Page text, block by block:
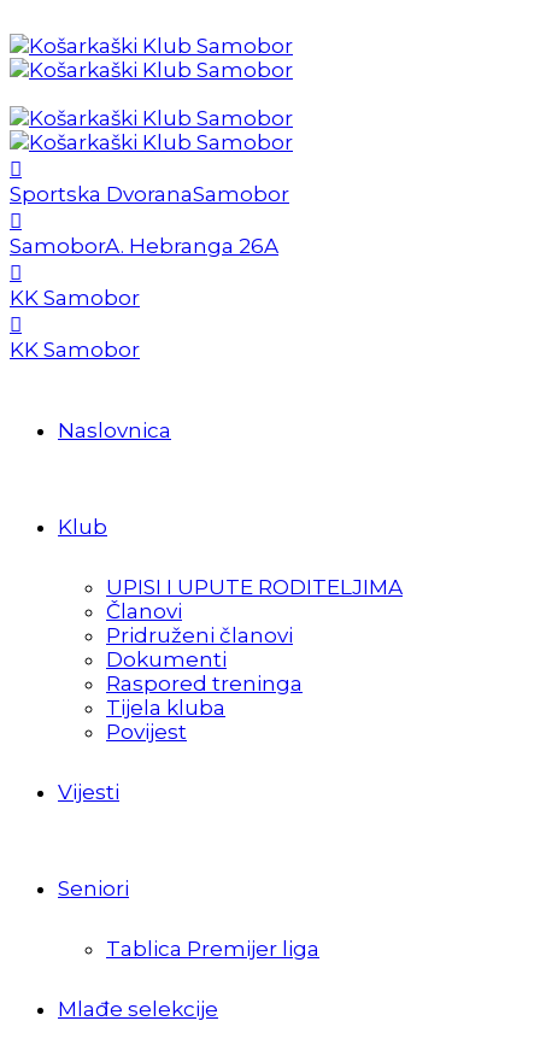
Sportska DvoranaSamobor
SamoborA. Hebranga 26A
KK Samobor
KK Samobor
Naslovnica
Klub
UPISI I UPUTE RODITELJIMA
Članovi
Pridruženi članovi
Dokumenti
Raspored treninga
Tijela kluba
Povijest
Vijesti
Seniori
Tablica Premijer liga
Mlađe selekcije